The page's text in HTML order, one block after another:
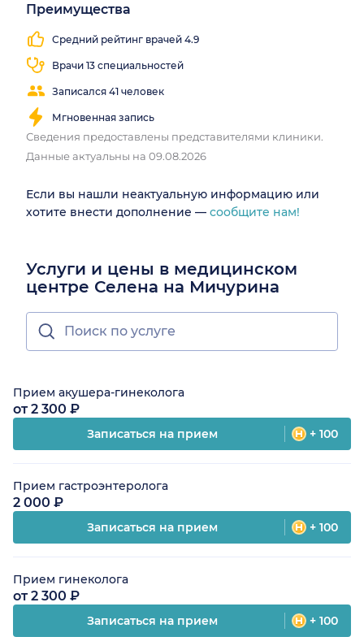
Преимущества
Средний рейтинг врачей 4.9
Врачи 13 специальностей
Записался 41 человек
Мгновенная запись
Сведения предоставлены представителями клиники.
Данные актуальны на 09.08.2026
Если вы нашли неактуальную информацию или
хотите внести дополнение — сообщите нам!
Услуги и цены в медицинском
центре Селена на Мичурина
Прием акушера-гинеколога
от 2 300 ₽
Записаться на прием + 100
Прием гастроэнтеролога
2 000 ₽
Записаться на прием + 100
Прием гинеколога
от 2 300 ₽
Записаться на прием + 100